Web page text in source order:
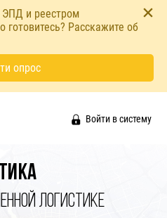
ЭПД и реестром
готовитесь? Расскажите об
опрос
Войти в систему
ЛОГИСТИКЕ